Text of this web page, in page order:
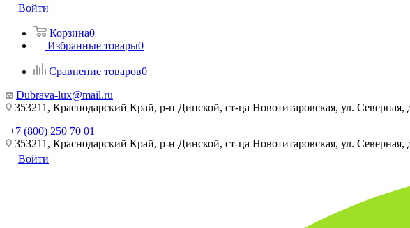
Войти
Корзина0
Избранные товары0
Сравнение товаров0
Dubrava-lux@mail.ru
353211, Краснодарский Край, р-н Динской, ст-ца Новотитаровская, ул. Северная,
+7 (800) 250 70 01
353211, Краснодарский Край, р-н Динской, ст-ца Новотитаровская, ул. Северная,
Войти